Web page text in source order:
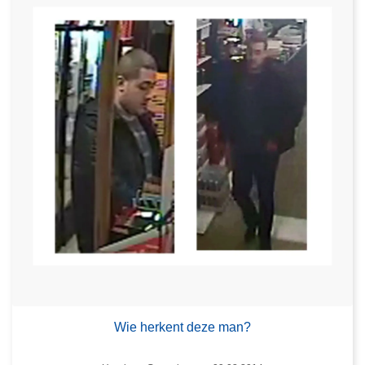
Wie herkent deze man?